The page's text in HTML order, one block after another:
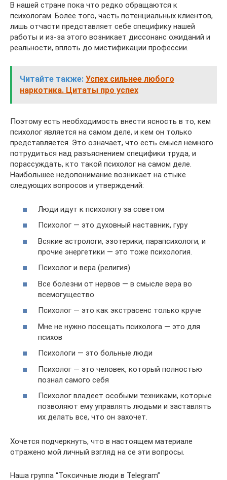
В нашей стране пока что редко обращаются к
психологам. Более того, часть потенциальных клиентов,
лишь отчасти представляет себе специфику нашей
работы и из-за этого возникает диссонанс ожиданий и
реальности, вплоть до мистификации профессии.
Читайте также: Успех сильнее любого
наркотика. Цитаты про успех
Поэтому есть необходимость внести ясность в то, кем
психолог является на самом деле, и кем он только
представляется. Это означает, что есть смысл немного
потрудиться над разъяснением специфики труда, и
порассуждать, кто такой психолог на самом деле.
Наибольшее недопонимание возникает на стыке
следующих вопросов и утверждений:
Люди идут к психологу за советом
Психолог — это духовный наставник, гуру
Всякие астрологи, эзотерики, парапсихологи, и
прочие энергетики — это тоже психология.
Психолог и вера (религия)
Все болезни от нервов — в смысле вера во
всемогущество
Психолог — это как экстрасенс только круче
Мне не нужно посещать психолога — это для
психов
Психологи — это больные люди
Психолог — это человек, который полностью
познал самого себя
Психолог владеет особыми техниками, которые
позволяют ему управлять людьми и заставлять
их делать все, что он захочет.
Хочется подчеркнуть, что в настоящем материале
отражено мой личный взгляд на се эти вопросы.
Наша группа “Токсичные люди в Telegram”